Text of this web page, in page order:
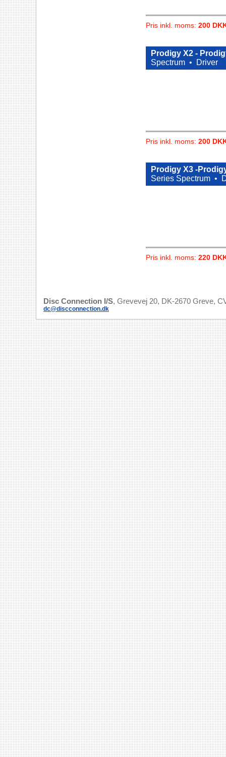
Pris inkl. moms: 200
Prodigy X2 -
Spectrum •
Driver
Pris inkl. moms: 200
Prodigy X3 -
Series Spectrum •
Pris inkl. moms: 220
Disc Connection I/S, Grevevej 20, DK-2670 Greve,
dc@discconnection.dk